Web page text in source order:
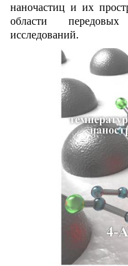
наночастиц и их
области
исследований.